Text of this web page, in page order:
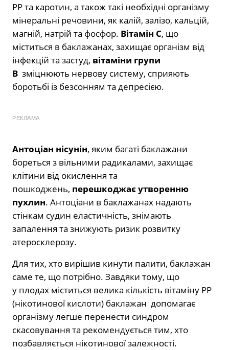
РР та каротин, а також такі необхідні організму
мінеральні речовини, як калій, залізо, кальцій,
магній, натрій та фосфор. Вітамін С, що
міститься в баклажанах, захищає організм від
інфекцій та застуд, вітаміни групи
B зміцнюють нервову систему, сприяють
боротьбі із безсонням та депресією.
РЕКЛАМА
Антоціан нісунін, яким багаті баклажани
бореться з вільними радикалами, захищає
клітини від окислення та
пошкоджень, перешкоджає утворенню
пухлин. Антоціани в баклажанах надають
стінкам судин еластичність, знімають
запалення та знижують ризик розвитку
атеросклерозу.
Для тих, хто вирішив кинути палити, баклажан
саме те, що потрібно. Завдяки тому, що
у плодах міститься велика кількість вітаміну РР
(нікотинової кислоти) баклажан допомагає
організму легше перенести синдром
скасовування та рекомендується тим, хто
позбавляється нікотинової залежності.